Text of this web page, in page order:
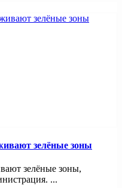
зелёные зоны
зелёные зоны,
...